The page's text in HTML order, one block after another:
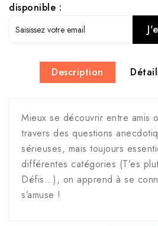
disponible :
Description
Mieux se découvrir entre amis
travers des questions
sérieuses, mais toujours
différentes catégories (T’es
Défis…), on apprend à se
s’amuse !